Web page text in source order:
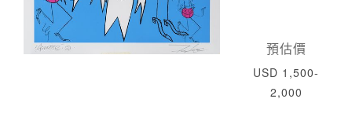
預估價
USD 1,500-
2,000